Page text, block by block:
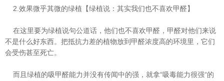
2.效果微乎其微的绿植【绿植说：其实我们也不喜欢甲醛】
在这里要为绿植说句公道话，他们也不喜欢甲醛，甲醛对他们来说
不是什么好东西。把抵抗力差的植物放到甲醛浓度高的环境里，它们
会受伤甚至死亡。
而且绿植的吸甲醛能力并没有传闻中的强，就拿“吸毒能力很强“的